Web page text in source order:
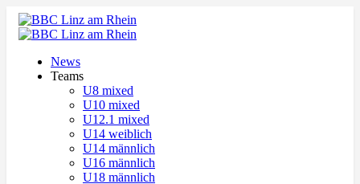
News
Teams
U8 mixed
U10 mixed
U12.1 mixed
U14 weiblich
U14 männlich
U16 männlich
U18 männlich